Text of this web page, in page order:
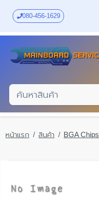
content
080-456-1629
หน้าแรก สินค้า BGA Chips